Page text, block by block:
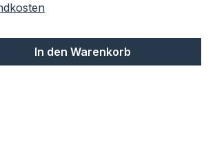
den gewünschten Wert
In den Warenkorb